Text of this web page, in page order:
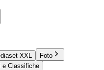
XXL
Foto
e Classifiche